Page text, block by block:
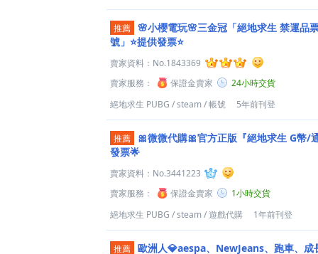
推薦 🌸小櫻電玩🌸三金冠「絕地求生 禁運品
號」⭐️提供發票⭐️
賣家資料： No.1843369
賣家服務：
保證金賣家
24小時交貨
絕地求生 PUBG /steam/帳號 5年前刊登
推薦
🎀微微代購🎀官方正版『絕地求生 G幣/
發票🌟
賣家資料： No.3441223
賣家服務：
保證金賣家
1小時交貨
絕地求生 PUBG /steam/遊戲代購 1年前刊登
推薦 歐洲人💎aespa、NewJeans、跑車、成